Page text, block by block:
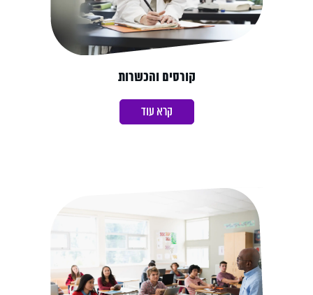
קורסים והכשרות
קרא עוד